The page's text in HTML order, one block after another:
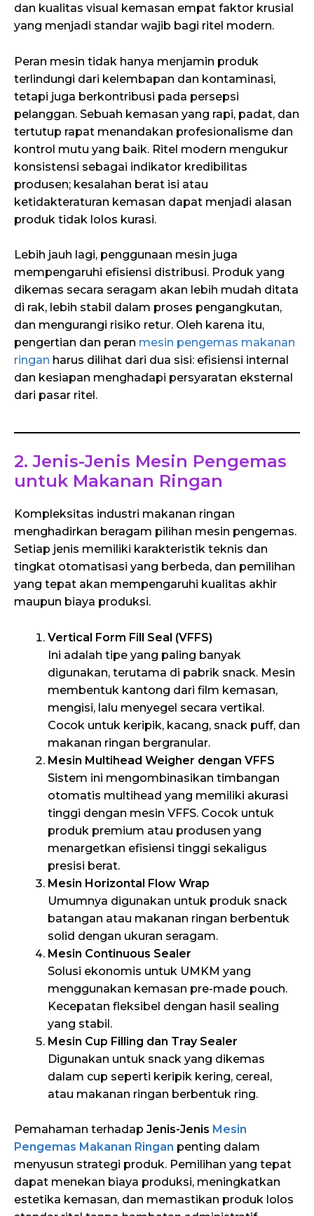
dan kualitas visual kemasan empat faktor krusial
yang menjadi standar wajib bagi ritel modern.
Peran mesin tidak hanya menjamin produk
terlindungi dari kelembapan dan kontaminasi,
tetapi juga berkontribusi pada persepsi
pelanggan. Sebuah kemasan yang rapi, padat, dan
tertutup rapat menandakan profesionalisme dan
kontrol mutu yang baik. Ritel modern mengukur
konsistensi sebagai indikator kredibilitas
produsen; kesalahan berat isi atau
ketidakteraturan kemasan dapat menjadi alasan
produk tidak lolos kurasi.
Lebih jauh lagi, penggunaan mesin juga
mempengaruhi efisiensi distribusi. Produk yang
dikemas secara seragam akan lebih mudah ditata
di rak, lebih stabil dalam proses pengangkutan,
dan mengurangi risiko retur. Oleh karena itu,
pengertian dan peran mesin pengemas makanan
ringan harus dilihat dari dua sisi: efisiensi internal
dan kesiapan menghadapi persyaratan eksternal
dari pasar ritel.
2. Jenis-Jenis Mesin Pengemas
untuk Makanan Ringan
Kompleksitas industri makanan ringan
menghadirkan beragam pilihan mesin pengemas.
Setiap jenis memiliki karakteristik teknis dan
tingkat otomatisasi yang berbeda, dan pemilihan
yang tepat akan mempengaruhi kualitas akhir
maupun biaya produksi.
Vertical Form Fill Seal (VFFS)
Ini adalah tipe yang paling banyak
digunakan, terutama di pabrik snack. Mesin
membentuk kantong dari film kemasan,
mengisi, lalu menyegel secara vertikal.
Cocok untuk keripik, kacang, snack puff, dan
makanan ringan bergranular.
Mesin Multihead Weigher dengan VFFS
Sistem ini mengombinasikan timbangan
otomatis multihead yang memiliki akurasi
tinggi dengan mesin VFFS. Cocok untuk
produk premium atau produsen yang
menargetkan efisiensi tinggi sekaligus
presisi berat.
Mesin Horizontal Flow Wrap
Umumnya digunakan untuk produk snack
batangan atau makanan ringan berbentuk
solid dengan ukuran seragam.
Mesin Continuous Sealer
Solusi ekonomis untuk UMKM yang
menggunakan kemasan pre-made pouch.
Kecepatan fleksibel dengan hasil sealing
yang stabil.
Mesin Cup Filling dan Tray Sealer
Digunakan untuk snack yang dikemas
dalam cup seperti keripik kering, cereal,
atau makanan ringan berbentuk ring.
Pemahaman terhadap Jenis-Jenis Mesin
Pengemas Makanan Ringan penting dalam
menyusun strategi produk. Pemilihan yang tepat
dapat menekan biaya produksi, meningkatkan
estetika kemasan, dan memastikan produk lolos